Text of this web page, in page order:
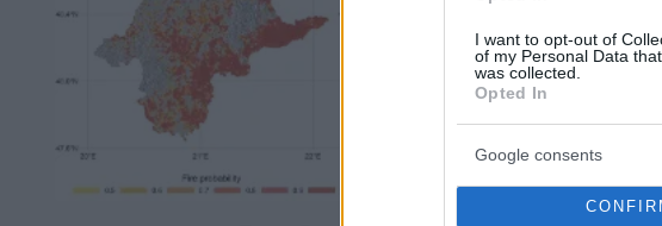
I want to opt-out of
of my Personal Data
was collected.
Opted In
Google consents